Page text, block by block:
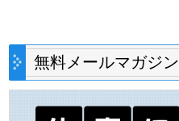
無料メールマガジン